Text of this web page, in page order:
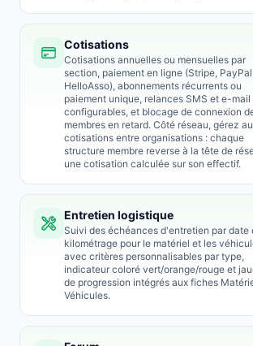
Cotisations
Cotisations annuelles ou mensuelles par
section, paiement en ligne (Stripe,
HelloAsso), abonnements récurrents ou
paiement unique, relances SMS et e-mail
configurables, et blocage de connexion
membres en retard. Côté réseau, gérez
cotisations entre organisations : chaque
structure membre reverse à la tête de
une cotisation calculée sur son effectif.
Entretien logistique
Suivi des échéances d'entretien par date
kilométrage pour le matériel et les
avec critères personnalisables par type,
indicateur coloré vert/orange/rouge et
de progression intégrés aux fiches
Véhicules.